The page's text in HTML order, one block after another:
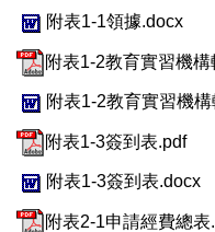
附表1-1領據.docx
附表1-2教育實習機
附表1-2教育實習機
附表1-3簽到表.pdf
附表1-3簽到表.docx
附表2-1申請經費總表